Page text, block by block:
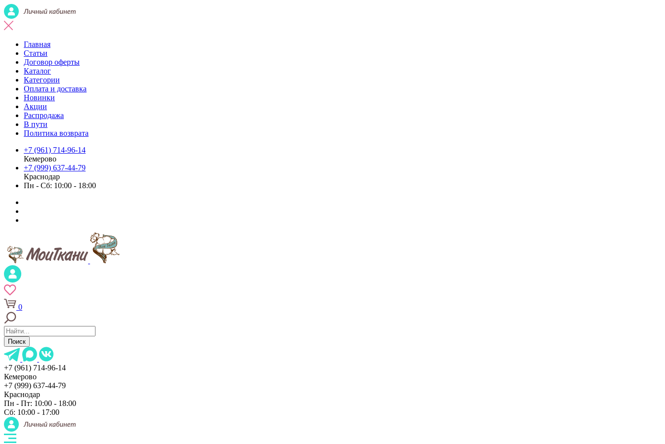
Главная
Статьи
Договор оферты
Каталог
Категории
Оплата и доставка
Новинки
Акции
Распродажа
В пути
Политика возврата
+7 (961) 714-96-14
Кемерово
+7 (999) 637-44-79
Краснодар
Пн - Сб: 10:00 - 18:00
0
Поиск
+7 (961) 714-96-14
Кемерово
+7 (999) 637-44-79
Краснодар
Пн - Пт: 10:00 - 18:00
Сб: 10:00 - 17:00